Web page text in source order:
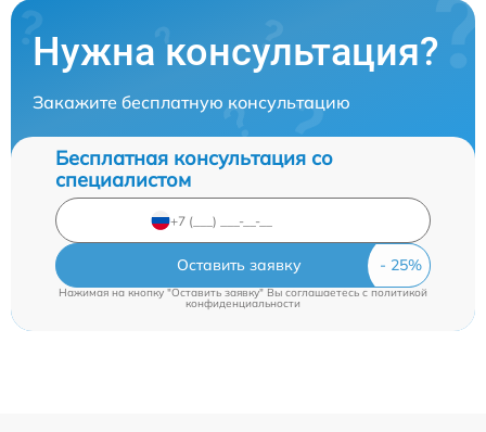
Нужна консультация?
Закажите бесплатную консультацию
Бесплатная консультация со
специалистом
Оставить заявку
Нажимая на кнопку "Оставить заявку" Вы соглашаетесь c политикой
конфиденциальности